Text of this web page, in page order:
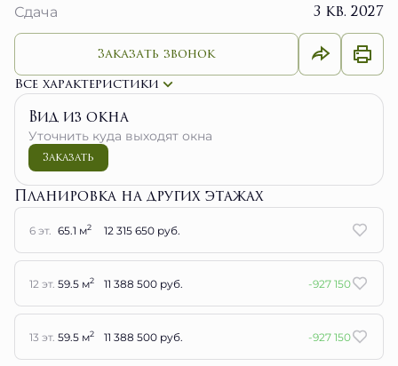
Сдача 3 кв. 2027
Заказать звонок
Все характеристики
Вид из окна
Уточнить куда выходят окна
Заказать
Планировка на других этажах
6 эт. 65.1 м2 12 315 650 руб.
12 эт. 59.5 м2 11 388 500 руб. -927 150
13 эт. 59.5 м2 11 388 500 руб. -927 150